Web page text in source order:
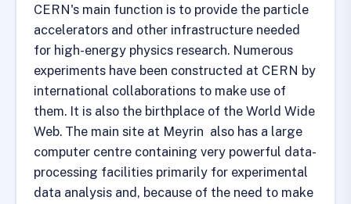
CERN's main function is to provide the particle
accelerators and other infrastructure needed
for high-energy physics research. Numerous
experiments have been constructed at CERN by
international collaborations to make use of
them. It is also the birthplace of the World Wide
Web. The main site at Meyrin also has a large
computer centre containing very powerful data-
processing facilities primarily for experimental
data analysis and, because of the need to make